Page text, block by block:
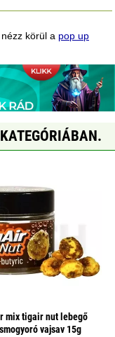
körül a pop up
mix tigair nut lebegő
vajsav 15g